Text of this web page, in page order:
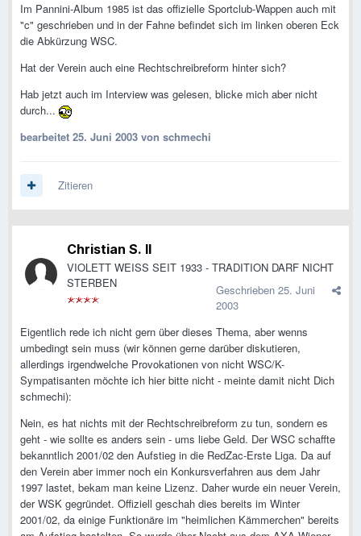
Im Pannini-Album 1985 ist das offizielle Sportclub-Wappen auch mit
"c" geschrieben und in der Fahne befindet sich im linken oberen Eck
die Abkürzung WSC.
Hat der Verein auch eine Rechtschreibreform hinter sich?
Hab jetzt auch im Interview was gelesen, blicke mich aber nicht
durch...
bearbeitet 25. Juni 2003 von schmechi
Zitieren
Christian S. II
VIOLETT WEISS SEIT 1933 - TRADITION DARF NICHT
STERBEN
Geschrieben 25. Juni
2003
Eigentlich rede ich nicht gern über dieses Thema, aber wenns
umbedingt sein muss (wir können gerne darüber diskutieren,
allerdings irgendwelche Provokationen von nicht WSC/K-
Sympatisanten möchte ich hier bitte nicht - meinte damit nicht Dich
schmechi):
Nein, es hat nichts mit der Rechtschreibreform zu tun, sondern es
geht - wie sollte es anders sein - ums liebe Geld. Der WSC schaffte
bekanntlich 2001/02 den Aufstieg in die RedZac-Erste Liga. Da auf
den Verein aber immer noch ein Konkursverfahren aus dem Jahr
1997 lastet, bekam man keine Lizenz. Daher wurde ein neuer Verein,
der WSK gegründet. Offiziell geschah dies bereits im Winter
2001/02, da einige Funktionäre im "heimlichen Kämmerchen" bereits